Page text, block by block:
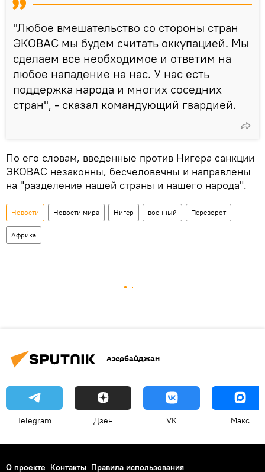
"Любое вмешательство со стороны стран
ЭКОВАС мы будем считать оккупацией. Мы
сделаем все необходимое и ответим на
любое нападение на нас. У нас есть
поддержка народа и многих соседних
стран", - сказал командующий гвардией.
По его словам, введенные против Нигера санкции
ЭКОВАС незаконны, бесчеловечны и направлены
на "разделение нашей страны и нашего народа".
Новости Новости мира Нигер военный Переворот
Африка
Азербайджан
Telegram Дзен VK Макс
О проекте Контакты Правила использования